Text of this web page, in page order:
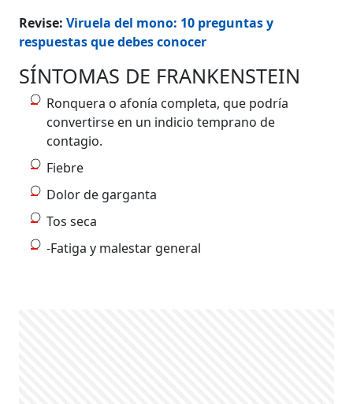
Revise:Viruela del mono: 10 preguntas y
respuestas que debes conocer
SÍNTOMAS DE FRANKENSTEIN
Ronquera o afonía completa, que podría
convertirse en un indicio temprano de
contagio.
Fiebre
Dolor de garganta
Tos seca
-Fatiga y malestar general